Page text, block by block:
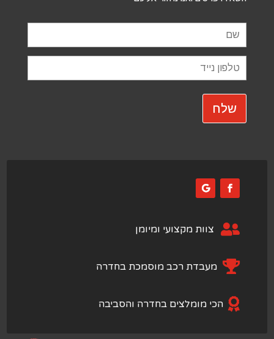
 צוות מקצועי ומיומן
 מעבדת רכב מוסמכת בחדרה
 הכי מומלצים בחדרה והסביבה